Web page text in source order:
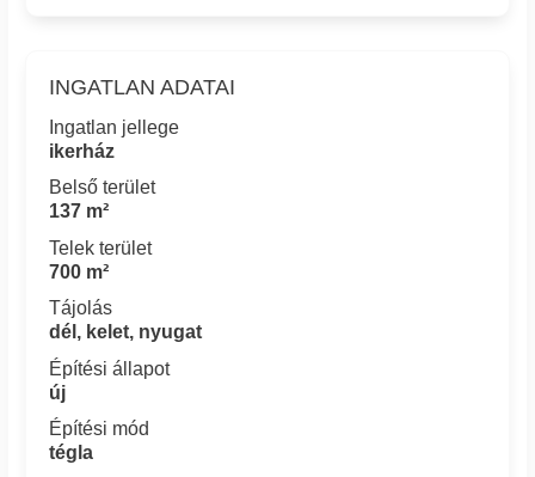
INGATLAN ADATAI
Ingatlan jellege
ikerház
Belső terület
137 m²
Telek terület
700 m²
Tájolás
dél, kelet, nyugat
Építési állapot
új
Építési mód
tégla